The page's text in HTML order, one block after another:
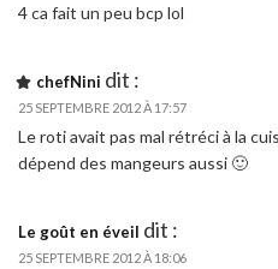
4 ca fait un peu bcp lol
chefNini dit :
25 SEPTEMBRE 2012 À 17:57
Le roti avait pas mal rétréci à la
dépend des mangeurs aussi 🙂
Le goût en éveil dit :
25 SEPTEMBRE 2012 À 18:06